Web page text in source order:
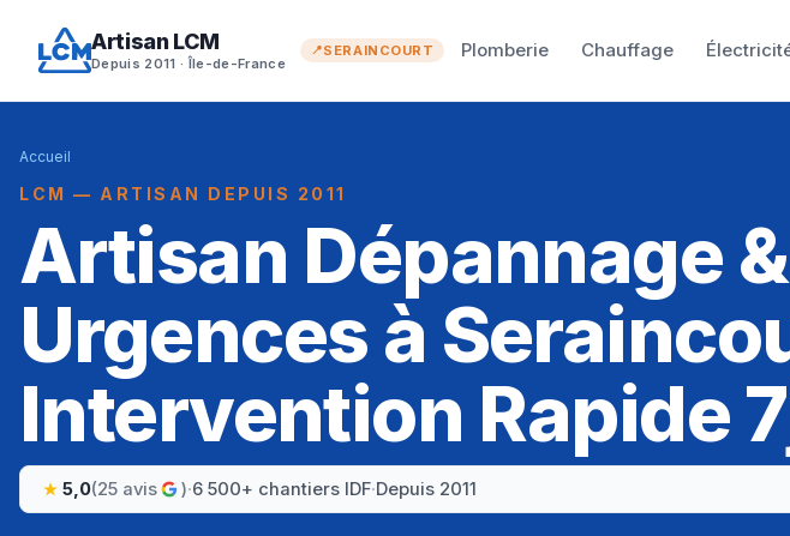
Artisan LCM
Depuis 2011 · Île-de-France
SERAINCOURT Plomberie Chauffage
Accueil
LCM — ARTISAN DEPUIS 2011
Artisan Dépannage &
Urgences à
Intervention Rapide
5,0(25 avis )·6 500+ chantiers IDF·Depuis 2011